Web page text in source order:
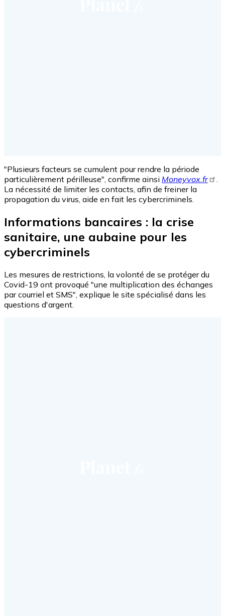
"Plusieurs facteurs se cumulent pour rendre la période
particulièrement périlleuse", confirme ainsi Moneyvox.fr
La nécessité de limiter les contacts, afin de freiner la
propagation du virus, aide en fait les cybercriminels.
Informations bancaires : la crise
sanitaire, une aubaine pour les
cybercriminels
Les mesures de restrictions, la volonté de se protéger du
Covid-19 ont provoqué "une multiplication des échanges
par courriel et SMS", explique le site spécialisé dans les
questions d'argent.